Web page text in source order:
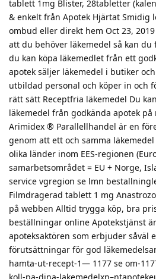
tablett 1mg Blister, 28tabletter
& enkelt från Apotek Hjärtat Smidig
ombud eller direkt hem Oct 23,
att du behöver läkemedel så kan
du kan köpa läkemedlet från ett
apotek säljer läkemedel i butiker
utbildad personal och köper in och
rätt sätt Receptfria läkemedel Du
läkemedel från godkända apotek på
Arimidex ® Parallellhandel är en
genom att ett och samma
olika länder inom EES-regionen
samarbetsområdet = EU + Norge,
service vgregion se lmn
Filmdragerad tablett 1 mg
på webben Alltid trygga köp, bra
beställningar online Apotekstjänst
apoteksaktören som erbjuder såväl
förutsättningar för god
hamta-ut-recept-1— 1177 se om-